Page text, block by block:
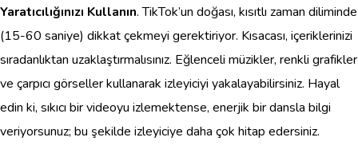
Yaratıcılığınızı Kullanın. TikTok’un doğası, kısıtlı zaman diliminde
(15-60 saniye) dikkat çekmeyi gerektiriyor. Kısacası, içeriklerinizi
sıradanlıktan uzaklaştırmalısınız. Eğlenceli müzikler, renkli grafikler
ve çarpıcı görseller kullanarak izleyiciyi yakalayabilirsiniz. Hayal
edin ki, sıkıcı bir videoyu izlemektense, enerjik bir dansla bilgi
veriyorsunuz; bu şekilde izleyiciye daha çok hitap edersiniz.